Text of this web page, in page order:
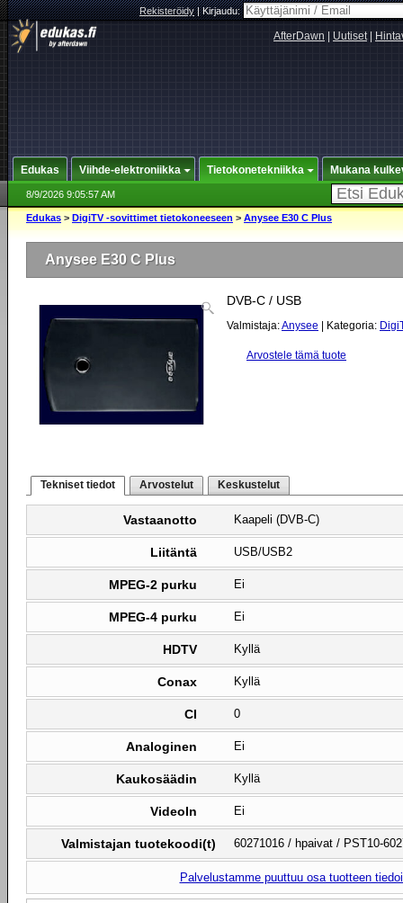
Rekisteröidy|Kirjaudu:
AfterDawn Uutiset|
Edukas Viihde-elektroniikka Tietokonetekniikka Mukana
8/9/2026 9:05:57 AM
Edukas > DigiTV -sovittimet tietokoneeseen > Anysee E30 C Plus
Anysee E30 C Plus
DVB-C / USB
Valmistaja:Anysee | Kategoria:
Arvostele tämä tuote
Tekniset tiedot Arvostelut Keskustelut
Vastaanotto Kaapeli (DVB-C)
Liitäntä USB/USB2
MPEG-2 purku Ei
MPEG-4 purku Ei
HDTV Kyllä
Conax Kyllä
CI 0
Analoginen Ei
Kaukosäädin Kyllä
VideoIn Ei
Valmistajan tuotekoodi(t) 60271016 / hpaivat / PST10-
Palvelustamme puuttuu osa tuotteen